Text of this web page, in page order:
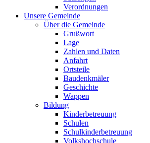
Verordnungen
Unsere Gemeinde
Über die Gemeinde
Grußwort
Lage
Zahlen und Daten
Anfahrt
Ortsteile
Baudenkmäler
Geschichte
Wappen
Bildung
Kinderbetreuung
Schulen
Schulkinderbetreuung
Volkshochschule